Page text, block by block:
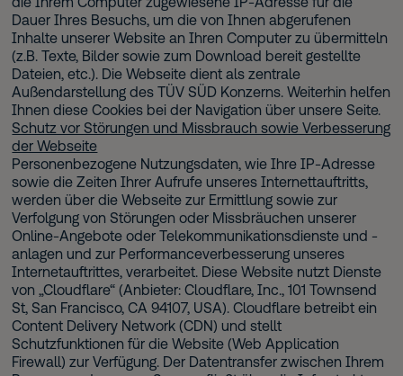
Dauer Ihres Besuchs, um die von Ihnen abgerufenen
Inhalte unserer Website an Ihren Computer zu übermitteln
(z.B. Texte, Bilder sowie zum Download bereit gestellte
Dateien, etc.). Die Webseite dient als zentrale
Außendarstellung des TÜV SÜD Konzerns. Weiterhin helfen
Ihnen diese Cookies bei der Navigation über unsere Seite.
Schutz vor Störungen und Missbrauch sowie Verbesserung
der Webseite
Personenbezogene Nutzungsdaten, wie Ihre IP-Adresse
sowie die Zeiten Ihrer Aufrufe unseres Internettauftritts,
werden über die Webseite zur Ermittlung sowie zur
Verfolgung von Störungen oder Missbräuchen unserer
Online-Angebote oder Telekommunikationsdienste und -
anlagen und zur Performanceverbesserung unseres
Internetauftrittes, verarbeitet. Diese Website nutzt Dienste
von „Cloudflare“ (Anbieter: Cloudflare, Inc., 101 Townsend
St, San Francisco, CA 94107, USA). Cloudflare betreibt ein
Content Delivery Network (CDN) und stellt
Schutzfunktionen für die Website (Web Application
Firewall) zur Verfügung. Der Datentransfer zwischen Ihrem